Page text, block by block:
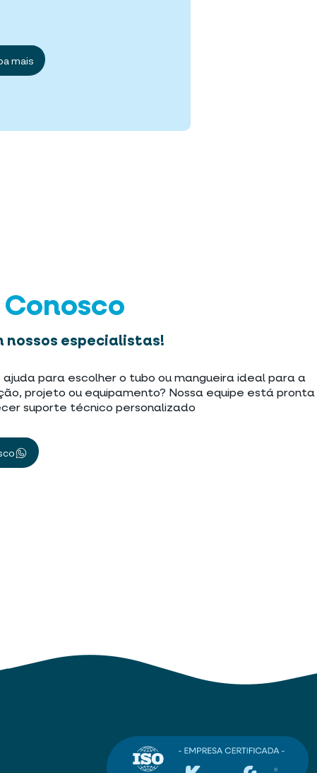
mais
Conosco
nossos especialistas!
ajuda para escolher o tubo ou mangueira ideal para a
projeto ou equipamento? Nossa equipe está pronta
suporte técnico personalizado